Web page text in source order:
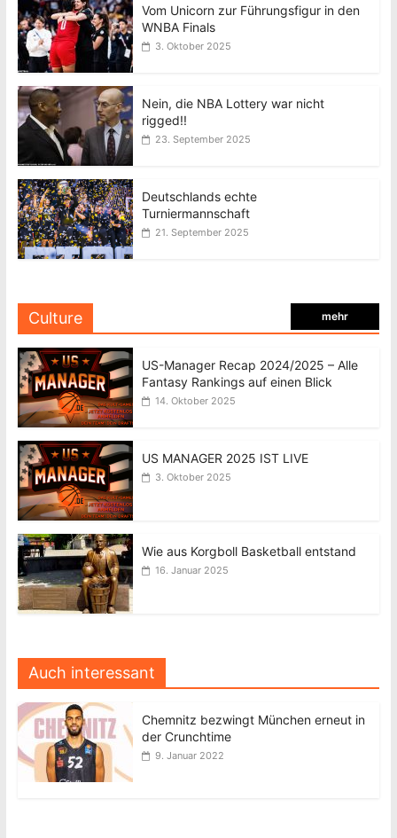
Vom Unicorn zur Führungsfigur in den
WNBA Finals
3. Oktober 2025
Nein, die NBA Lottery war nicht
rigged!!
23. September 2025
Deutschlands echte
Turniermannschaft
21. September 2025
Culture mehr
US-Manager Recap 2024/2025 – Alle
Fantasy Rankings auf einen Blick
14. Oktober 2025
US MANAGER 2025 IST LIVE
3. Oktober 2025
Wie aus Korgboll Basketball entstand
16. Januar 2025
Auch interessant
Chemnitz bezwingt München erneut in
der Crunchtime
9. Januar 2022